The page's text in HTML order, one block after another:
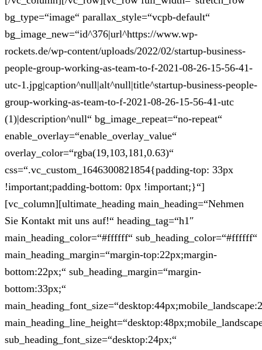
bg_type=“image“ parallax_style=“vcpb-default“
bg_image_new=“id^376|url^https://www.wp-
rockets.de/wp-content/uploads/2022/02/startup-business-
people-group-working-as-team-to-f-2021-08-26-15-56-41-
utc-1.jpg|caption^null|alt^null|title^startup-business-people-
group-working-as-team-to-f-2021-08-26-15-56-41-utc
(1)|description^null“ bg_image_repeat=“no-repeat“
enable_overlay=“enable_overlay_value“
overlay_color=“rgba(19,103,181,0.63)“
css=“.vc_custom_1646300821854{padding-top: 33px
!important;padding-bottom: 0px !important;}“]
[vc_column][ultimate_heading main_heading=“Nehmen
Sie Kontakt mit uns auf!“ heading_tag=“h1″
main_heading_color=“#ffffff“ sub_heading_color=“#ffffff“
main_heading_margin=“margin-top:22px;margin-
bottom:22px;“ sub_heading_margin=“margin-
bottom:33px;“
sub_heading_font_size=“desktop:24px;“